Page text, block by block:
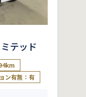
テッド
ン有無：有